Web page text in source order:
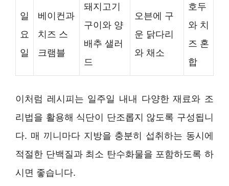
일
요
일
베이컨과
치즈 스
크램블
돼지고기
구이와 양
배추 샐러
드
오븐에 구
운 닭다리
와 채소
호두
와 치
즈 혼
합
이처럼 레시피는 일주일 내내 다양한 재료와 조
리법을 활용해 식단이 단조롭지 않도록 구성됩니
다. 매 끼니마다 지방을 충분히 섭취하는 동시에
적절한 단백질과 최소 탄수화물을 포함하도록 하
시면 좋습니다.